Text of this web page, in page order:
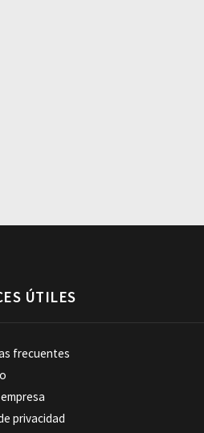
ÚTILES
frecuentes
privacidad